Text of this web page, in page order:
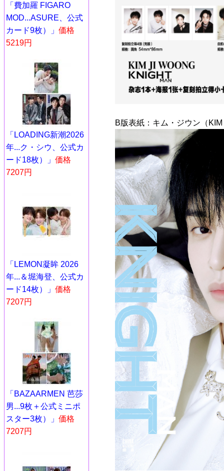
「費加羅 FIGARO
MOD...ASURE、公式
カード9枚）」 価格
5219円
「LOADING新潮2026
年...ク・シウ、公式カ
ード18枚）」 価格
7207円
「LEMON凝眸 2026
年...＆堀海登、公式カ
ード14枚）」 価格
7207円
「BAZAARMEN 芭莎
男...9枚＋公式ミニポ
スター3枚）」 価格
7207円
B版表紙：キム・ジウン（